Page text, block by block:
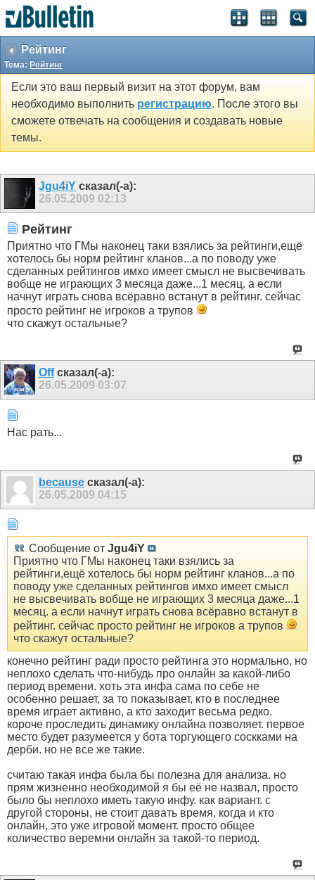
Рейтинг
Тема: Рейтинг
Если это ваш первый визит на этот форум, вам
необходимо выполнить регистрацию. После этого вы
сможете отвечать на сообщения и создавать новые
темы.
Jgu4iY сказал(-а):
26.05.2009 02:13
Рейтинг
Приятно что ГМы наконец таки взялись за рейтинги,ещё
хотелось бы норм рейтинг кланов...а по поводу уже
сделанных рейтингов имхо имеет смысл не высвечивать
вобще не играющих 3 месяца даже...1 месяц. а если
начнут играть снова всёравно встанут в рейтинг. сейчас
просто рейтинг не игроков а трупов
что скажут остальные?
Offсказал(-а):
26.05.2009 03:07
Нас рать...
because сказал(-а):
26.05.2009 04:15
Сообщение от Jgu4iY
Приятно что ГМы наконец таки взялись за
рейтинги,ещё хотелось бы норм рейтинг кланов...а по
поводу уже сделанных рейтингов имхо имеет смысл
не высвечивать вобще не играющих 3 месяца даже...1
месяц. а если начнут играть снова всёравно встанут в
рейтинг. сейчас просто рейтинг не игроков а трупов
что скажут остальные?
конечно рейтинг ради просто рейтинга это нормально, но
неплохо сделать что-нибудь про онлайн за какой-либо
период времени. хоть эта инфа сама по себе не
особенно решает, за то показывает, кто в последнее
время играет активно, а кто заходит весьма редко.
короче проследить динамику онлайна позволяет. первое
место будет разумеется у бота торгующего соскками на
дерби. но не все же такие.
считаю такая инфа была бы полезна для анализа. но
прям жизненно необходимой я бы её не назвал, просто
было бы неплохо иметь такую инфу. как вариант. с
другой стороны, не стоит давать время, когда и кто
онлайн, это уже игровой момент. просто общее
количество веремни онлайн за такой-то период.